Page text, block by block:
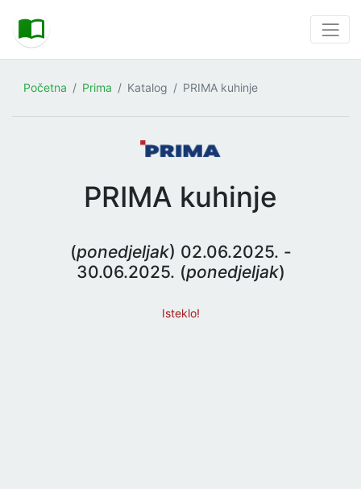
Početna Prima Katalog PRIMA kuhinje
PRIMA kuhinje
(ponedjeljak) 02.06.2025. -
30.06.2025. (ponedjeljak)
Isteklo!